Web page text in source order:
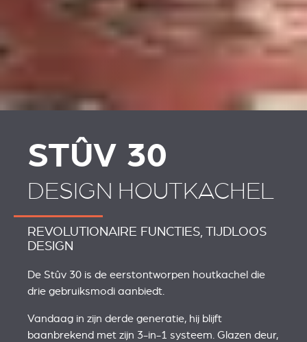
STÛV 30
DESIGN HOUTKACHEL
REVOLUTIONAIRE FUNCTIES, TIJDLOOS
DESIGN
De Stûv 30 is de eerstontworpen houtkachel die
drie gebruiksmodi aanbiedt.
Vandaag in zijn derde generatie, hij blijft
baanbrekend met zijn 3-in-1 systeem. Glazen deur,